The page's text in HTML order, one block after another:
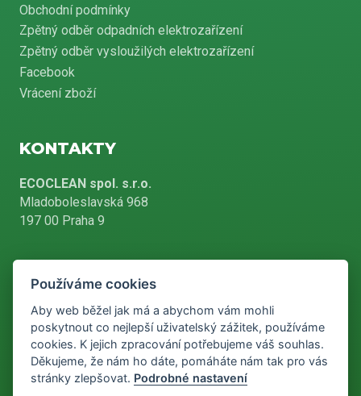
Obchodní podmínky
Zpětný odběr odpadních elektrozařízení
Zpětný odběr vysloužilých elektrozařízení
Facebook
Vrácení zboží
KONTAKTY
ECOCLEAN spol. s.r.o.
Mladoboleslavská 968
197 00 Praha 9
+420 226 804 900
info@ecoclean-praha.cz
Používáme cookies
Aby web běžel jak má a abychom vám mohli
poskytnout co nejlepší uživatelský zážitek, používáme
cookies. K jejich zpracování potřebujeme váš souhlas.
Děkujeme, že nám ho dáte, pomáháte nám tak pro vás
stránky zlepšovat. Podrobné nastavení